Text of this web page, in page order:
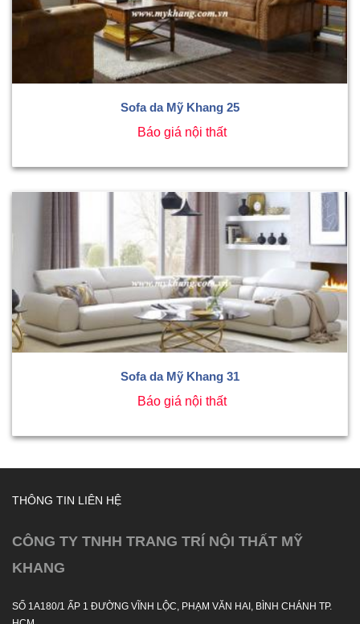
Sofa da Mỹ Khang 25
Báo giá nội thất
Sofa da Mỹ Khang 31
Báo giá nội thất
THÔNG TIN LIÊN HỆ
CÔNG TY TNHH TRANG TRÍ NỘI THẤT MỸ
KHANG
SỐ 1A180/1 ẤP 1 ĐƯỜNG VĨNH LỘC, PHẠM VĂN HAI, BÌNH CHÁNH TP.